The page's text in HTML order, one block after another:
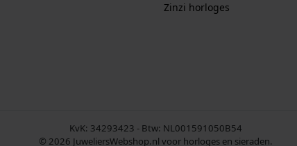
Zinzi horloges
KvK: 34293423 - Btw: NL001591050B54
© 2026 JuweliersWebshop.nl voor horloges en sieraden.